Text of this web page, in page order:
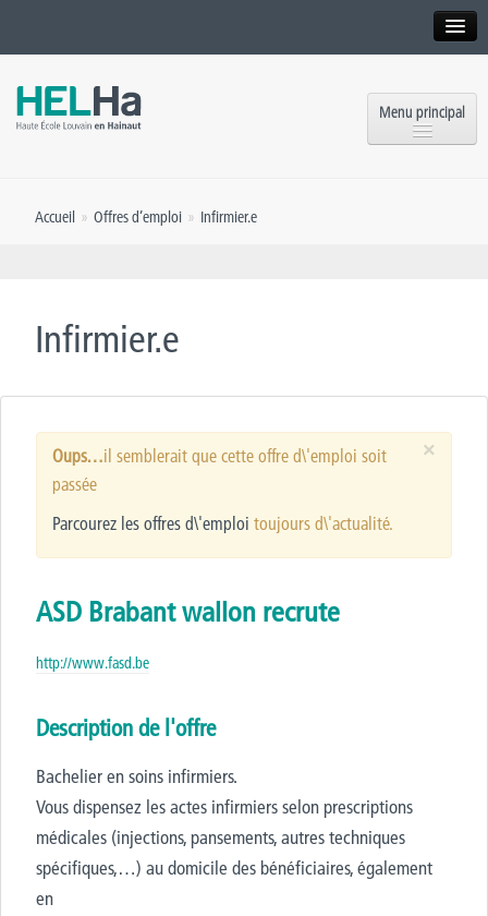
Formation continue et Recherche
Menu principal
Rencontrez-nous
Inscriptions
Accueil » Offres d’emploi » Infirmier.e
Infirmier.e
×
Oups…il semblerait que cette offre d\'emploi soit
passée
Parcourez les offres d\'emploi toujours d\'actualité.
ASD Brabant wallon recrute
http://www.fasd.be
Description de l'offre
Bachelier en soins infirmiers.
Vous dispensez les actes infirmiers selon prescriptions
médicales (injections, pansements, autres techniques
spécifiques,…) au domicile des bénéficiaires, également
en